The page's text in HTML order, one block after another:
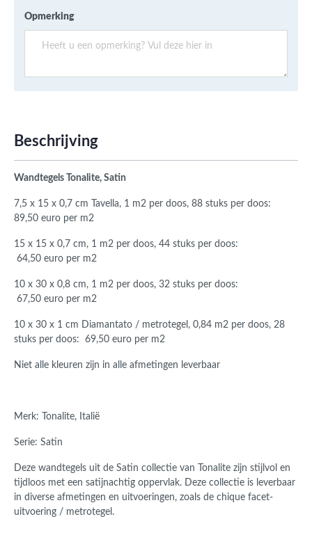
Opmerking
Beschrijving
Wandtegels Tonalite, Satin
7,5 x 15 x 0,7 cm Tavella, 1 m2 per doos, 88 stuks per doos:
89,50 euro per m2
15 x 15 x 0,7 cm, 1 m2 per doos, 44 stuks per doos:
64,50 euro per m2
10 x 30 x 0,8 cm, 1 m2 per doos, 32 stuks per doos:
67,50 euro per m2
10 x 30 x 1 cm Diamantato / metrotegel, 0,84 m2 per doos, 28
stuks per doos: 69,50 euro per m2
Niet alle kleuren zijn in alle afmetingen leverbaar
Merk: Tonalite, Italië
Serie: Satin
Deze wandtegels uit de Satin collectie van Tonalite zijn stijlvol en
tijdloos met een satijnachtig oppervlak. Deze collectie is leverbaar
in diverse afmetingen en uitvoeringen, zoals de chique facet-
uitvoering / metrotegel.